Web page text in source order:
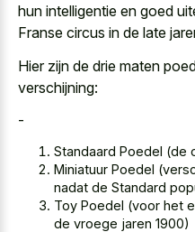
hun intelligentie en goed
Franse circus in de late
Hier zijn de drie maten
verschijning:
-
Standaard Poedel (de
Miniatuur Poedel
nadat de Standard
Toy Poedel (voor het
de vroege jaren 1900)